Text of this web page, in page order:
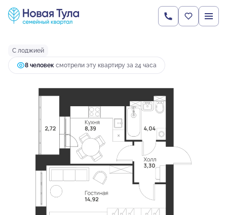
1-комнатная33.37 м 3 867 082 руб.
Ипотекаот 14 845 руб.
С лоджией
8 человек смотрели эту квартиру за 24 часа